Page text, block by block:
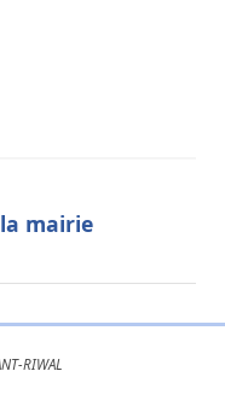
mairie
RIWAL